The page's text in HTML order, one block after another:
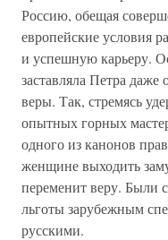
Россию, обещая
европейские условия
и успешную карьеру.
заставляла Петра даже
веры. Так, стремясь
опытных горных
одного из канонов
женщине выходить
переменит веру. Были
льготы зарубежным
русскими.